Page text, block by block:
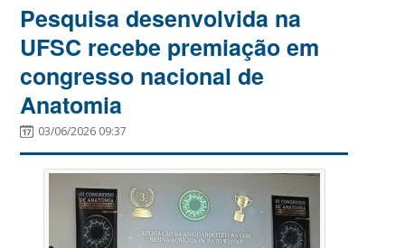
Pesquisa desenvolvida na
UFSC recebe premiação em
congresso nacional de
Anatomia
03/06/2026 09:37